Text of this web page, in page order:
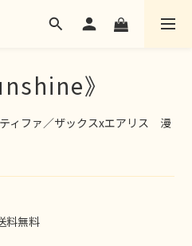
》
ィファ／ザックスxエアリス　漫
料無料